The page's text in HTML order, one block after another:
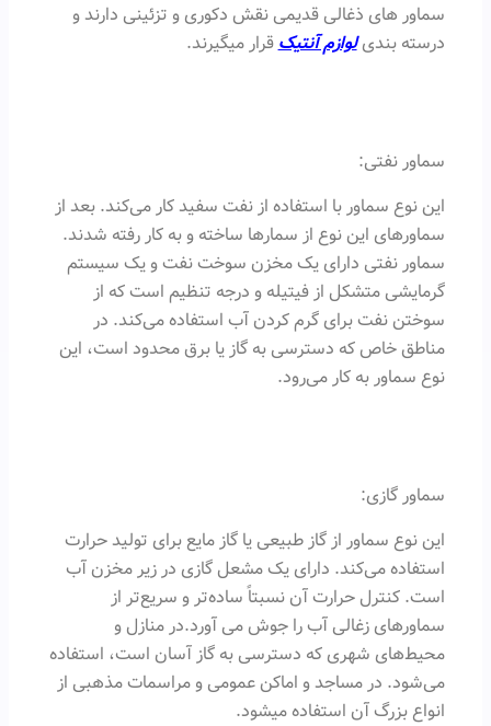
سماور های ذغالی قدیمی نقش دکوری و تزئینی دارند و
درسته بندیلوازم آنتیکقرار میگیرند.
سماور نفتی:
این نوع سماور با استفاده از نفت سفید کار می‌کند. بعد از
سماورهای این نوع از سمارها ساخته و به کار رفته شدند.
سماور نفتی دارای یک مخزن سوخت نفت و یک سیستم
گرمایشی متشکل از فیتیله و درجه تنظیم است که از
سوختن نفت برای گرم کردن آب استفاده می‌کند. در
مناطق خاص که دسترسی به گاز یا برق محدود است، این
نوع سماور به کار می‌رود.
سماور گازی:
این نوع سماور از گاز طبیعی یا گاز مایع برای تولید حرارت
استفاده می‌کند. دارای یک مشعل گازی در زیر مخزن آب
است. کنترل حرارت آن نسبتاً ساده‌تر و سریع‌تر از
سماورهای زغالی آب را جوش می آورد.در منازل و
محیط‌های شهری که دسترسی به گاز آسان است، استفاده
می‌شود. در مساجد و اماکن عمومی و مراسمات مذهبی از
انواع بزرگ آن استفاده میشود.